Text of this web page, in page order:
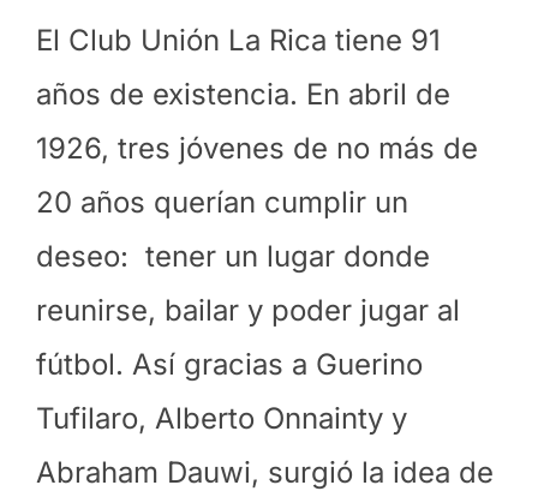
El Club Unión La Rica tiene 91
años de existencia. En abril de
1926, tres jóvenes de no más de
20 años querían cumplir un
deseo: tener un lugar donde
reunirse, bailar y poder jugar al
fútbol. Así gracias a Guerino
Tufilaro, Alberto Onnainty y
Abraham Dauwi, surgió la idea de